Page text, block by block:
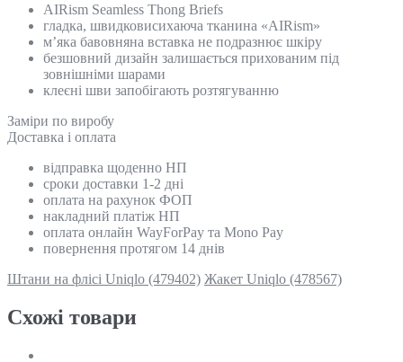
AIRism Seamless Thong Briefs
гладка, швидковисихаюча тканина «AIRism»
м’яка бавовняна вставка не подразнює шкіру
безшовний дизайн залишається прихованим під
зовнішніми шарами
клеєні шви запобігають розтягуванню
Замiри по виробу
Доставка і оплата
відправка щоденно НП
сроки доставки 1-2 дні
оплата на рахунок ФОП
накладний платіж НП
оплата онлайн WayForPay та Mono Pay
повернення протягом 14 днів
Штани на флісі Uniqlo (479402) Жакет Uniqlo (478567)
Схожi товари